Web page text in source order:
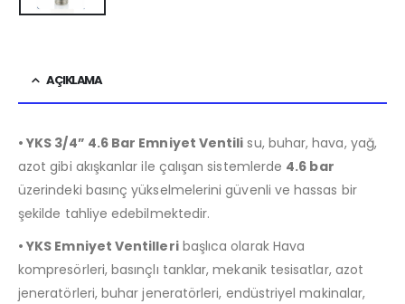
AÇIKLAMA
• YKS 3/4” 4.6 Bar Emniyet Ventili su, buhar, hava, yağ,
azot gibi akışkanlar ile çalışan sistemlerde 4.6 bar
üzerindeki basınç yükselmelerini güvenli ve hassas bir
şekilde tahliye edebilmektedir.
• YKS Emniyet Ventilleribaşlıca olarak Hava
kompresörleri, basınçlı tanklar, mekanik tesisatlar, azot
jeneratörleri, buhar jeneratörleri, endüstriyel makinalar,